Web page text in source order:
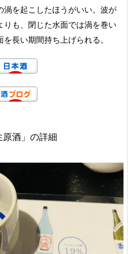
渦を起こしたほうがいい。波が
りも、閉じた水面では渦を巻い
長い期間持ち上げられる。
酒」の詳細